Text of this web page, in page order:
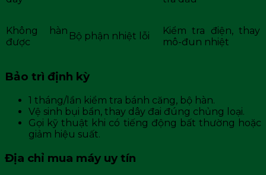
Không hàn
được
Bộ phận nhiệt lỗi
Kiểm tra điện, thay
mô-đun nhiệt
Bảo trì định kỳ
1 tháng/lần kiểm tra bánh căng, bộ hàn.
Vệ sinh bụi bẩn, thay dây đai đúng chủng loại.
Gọi kỹ thuật khi có tiếng động bất thường hoặc
giảm hiệu suất.
Địa chỉ mua máy uy tín